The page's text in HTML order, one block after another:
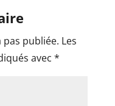
pas publiée. Les
avec *